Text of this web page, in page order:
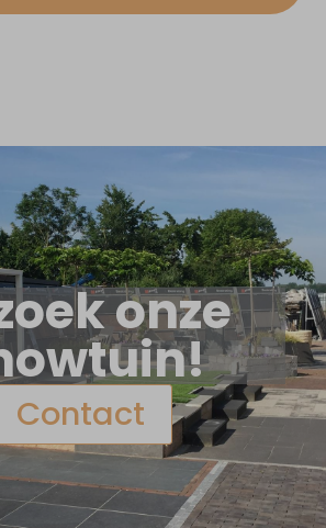
onze
Contact